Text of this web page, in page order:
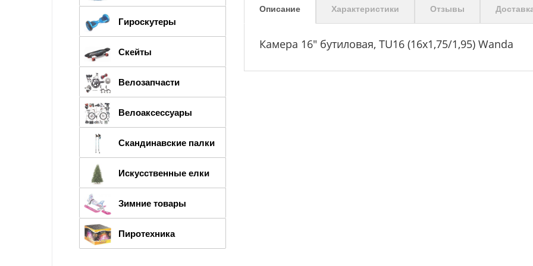
Описание Характеристики Отзывы
Камера 16" бутиловая, TU16 (16х1,75/1,95) Wanda
Гироскутеры
Скейты
Велозапчасти
Велоаксессуары
Скандинавские палки
Искусственные елки
Зимние товары
Пиротехника